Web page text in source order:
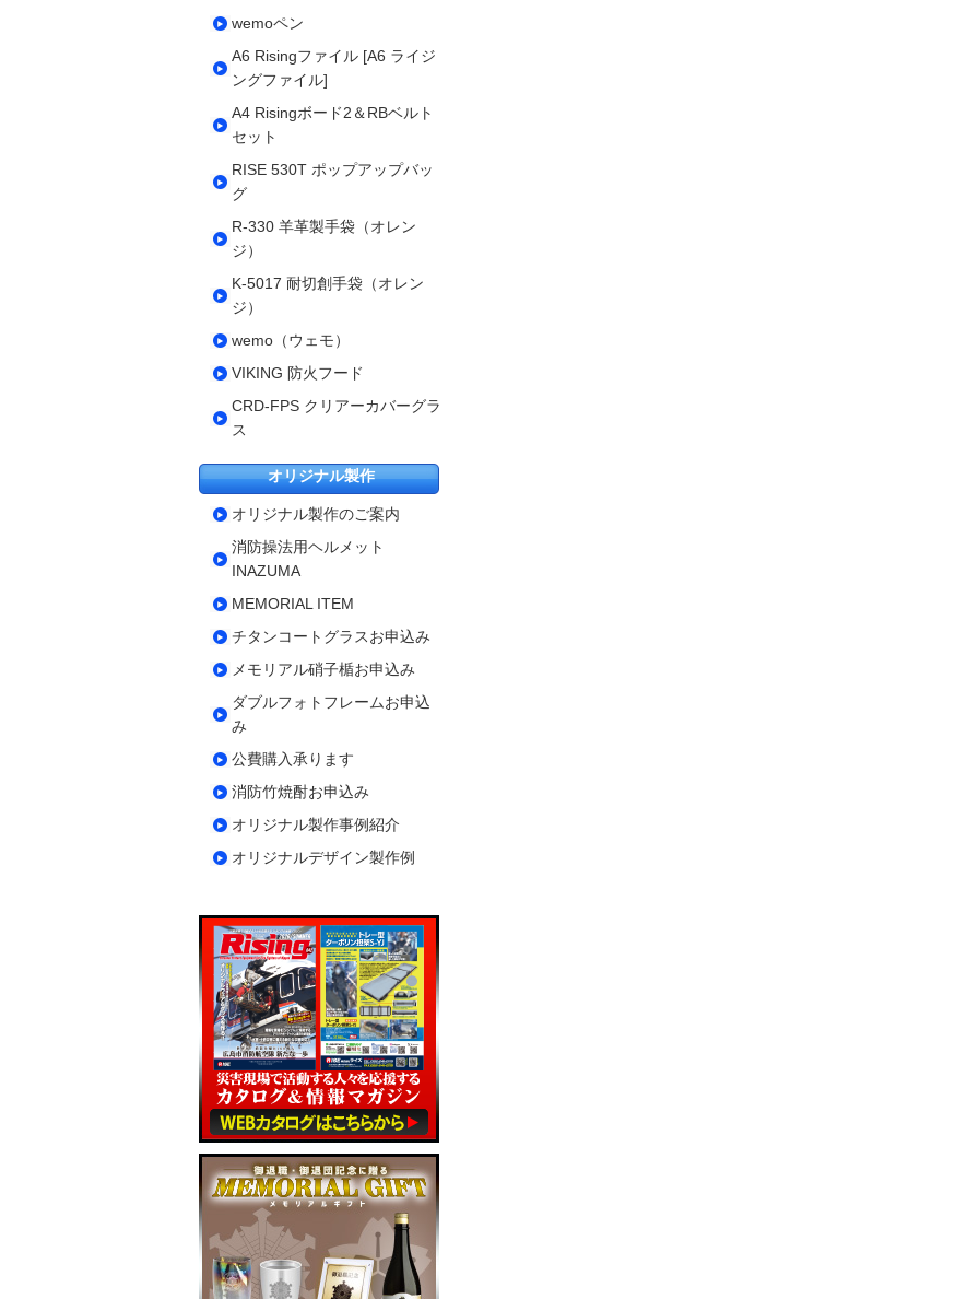
wemoペン
A6 Risingファイル [A6 ライジ
ングファイル]
A4 Risingボード2＆RBベルト
セット
RISE 530T ポップアップバッ
グ
R-330 羊革製手袋（オレン
ジ）
K-5017 耐切創手袋（オレン
ジ）
wemo（ウェモ）
VIKING 防火フード
CRD-FPS クリアーカバーグラ
ス
オリジナル製作
オリジナル製作のご案内
消防操法用ヘルメット
INAZUMA
MEMORIAL ITEM
チタンコートグラスお申込み
メモリアル硝子楯お申込み
ダブルフォトフレームお申込
み
公費購入承ります
消防竹焼酎お申込み
オリジナル製作事例紹介
オリジナルデザイン製作例